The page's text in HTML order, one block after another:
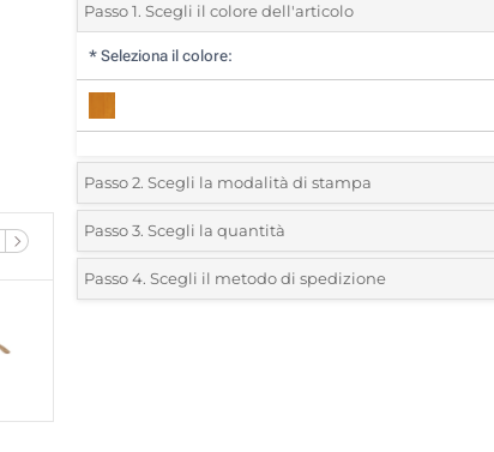
Passo 1. Scegli il colore dell'articolo
* Seleziona il colore:
Passo 2. Scegli la modalità di stampa
*Seleziona la posizione di stampa e il colore del vostro
1 Colore (Su una stanghetta)
Passo 3. Scegli la quantità
*Quantità desiderata:
Passo 4. Scegli il metodo di spedizione